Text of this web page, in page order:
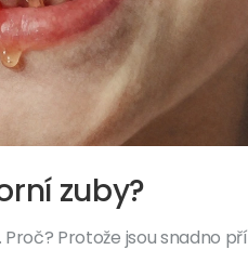
zuby?
Protože jsou snadno